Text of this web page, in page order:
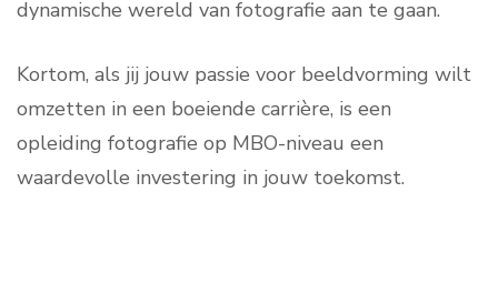
dynamische wereld van fotografie aan te gaan.
Kortom, als jij jouw passie voor beeldvorming wilt
omzetten in een boeiende carrière, is een
opleiding fotografie op MBO-niveau een
waardevolle investering in jouw toekomst.